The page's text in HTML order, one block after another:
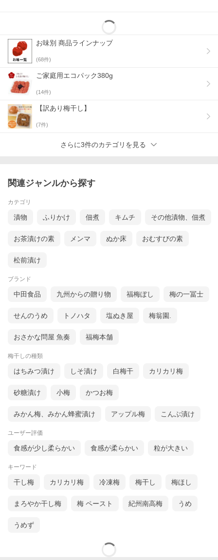
お味別 商品ラインナップ
(68件)
ご家庭用エコパック380g
(14件)
【訳あり梅干し】
(7件)
さらに3件のカテゴリを見る
関連ジャンルから探す
カテゴリ
漬物 ふりかけ 佃煮 キムチ その他漬物、佃煮
お茶漬けの素 メンマ ぬか床 おむすびの素
松前漬け
ブランド
中田食品 九州からの贈り物 福梅ぼし 梅の一冨士
せんのうめ トノハタ 塩ぬき屋 梅翁園.
おさかな問屋 魚奏 福梅本舗
梅干しの種類
はちみつ漬け しそ漬け 白梅干 カリカリ梅
砂糖漬け 小梅 かつお梅
みかん梅、みかん蜂蜜漬け アップル梅 こんぶ漬け
ユーザー評価
食感が少し柔らかい 食感が柔らかい 粒が大きい
キーワード
干し梅 カリカリ梅 冷凍梅 梅干し 梅ほし
まろやか干し梅 梅 ペースト 紀州南高梅 うめ
うめず